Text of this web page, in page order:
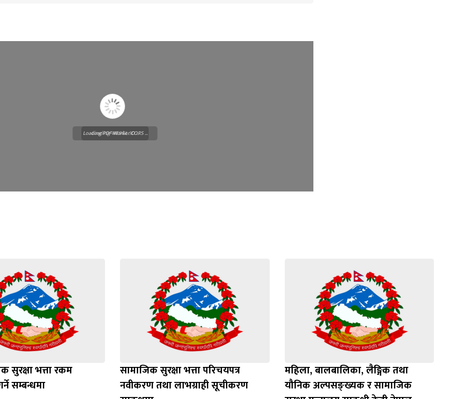
Loading WEBGL 3D ...
Loading PDF Worker CORS ...
सुरक्षा भत्ता रकम
सम्बन्धमा
सामाजिक सुरक्षा भत्ता परिचयपत्र
नवीकरण तथा लाभग्राही सूचीकरण
महिला, बालबालिका, लैङ्गिक तथा
यौनिक अल्पसङ्ख्यक र सामाजिक